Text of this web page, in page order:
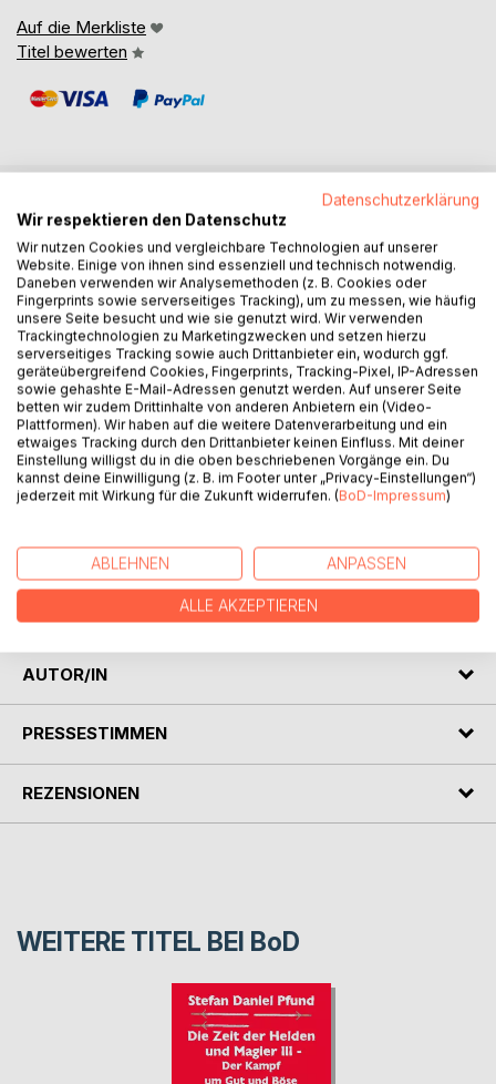
Auf die Merkliste
Titel bewerten
BESCHREIBUNG
Im Imperium herrschten 10 Jahre Frieden, Yabar und seine
Frau Gabrielle liessen als Imperatorenpaar das Reich blühen
und gedeihen. Aber nichts hält ewig, als Malzala den
Imperatorensohn Kalim entführt, setzt er damit etwas in
Gang, dass alles verändert. Eine alte Prophezeiung sagt:
Gut muss gegen Böse bestehen, dann werden die Drusie
erscheinen. Die böse Hexe Drisarxis, einst die Geliebte von
Vestor, will an die Macht. Sie braucht den Sohn des
Imperatorenpaars, um Vestor mit schwarzer Magie wieder
zu heilen. Mit ihm will sie das Reich übernehmen und die
machen. Yabar und Gabrielle stehen vor vielen
schicksalhaften Entscheidungen, die für zahlreiche Wesen
Leben und Tod bedeuten können.
AUTOR/IN
PRESSESTIMMEN
REZENSIONEN
WEITERE TITEL BEI BoD
Datenschutzerklärung
Wir respektieren den Datenschutz
Wir nutzen Cookies und vergleichbare Technologien auf unserer
Website. Einige von ihnen sind essenziell und technisch notwendig.
Daneben verwenden wir Analysemethoden (z. B. Cookies oder
Fingerprints sowie serverseitiges Tracking), um zu messen, wie häufig
unsere Seite besucht und wie sie genutzt wird. Wir verwenden
Trackingtechnologien zu Marketingzwecken und setzen hierzu
serverseitiges Tracking sowie auch Drittanbieter ein, wodurch ggf.
geräteübergreifend Cookies, Fingerprints, Tracking-Pixel, IP-Adressen
sowie gehashte E-Mail-Adressen genutzt werden. Auf unserer Seite
betten wir zudem Drittinhalte von anderen Anbietern ein (Video-
Plattformen). Wir haben auf die weitere Datenverarbeitung und ein
etwaiges Tracking durch den Drittanbieter keinen Einfluss. Mit deiner
Einstellung willigst du in die oben beschriebenen Vorgänge ein. Du
kannst deine Einwilligung (z. B. im Footer unter „Privacy-Einstellungen“)
jederzeit mit Wirkung für die Zukunft widerrufen. (BoD-Impressum)
ABLEHNEN ANPASSEN
ALLE AKZEPTIEREN